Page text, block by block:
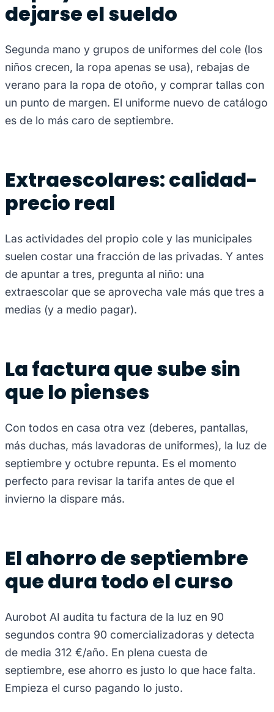
dejarse el sueldo
Segunda mano y grupos de uniformes del cole (los
niños crecen, la ropa apenas se usa), rebajas de
verano para la ropa de otoño, y comprar tallas con
un punto de margen. El uniforme nuevo de catálogo
es de lo más caro de septiembre.
Extraescolares: calidad-
precio real
Las actividades del propio cole y las municipales
suelen costar una fracción de las privadas. Y antes
de apuntar a tres, pregunta al niño: una
extraescolar que se aprovecha vale más que tres a
medias (y a medio pagar).
La factura que sube sin
que lo pienses
Con todos en casa otra vez (deberes, pantallas,
más duchas, más lavadoras de uniformes), la luz de
septiembre y octubre repunta. Es el momento
perfecto para revisar la tarifa antes de que el
invierno la dispare más.
El ahorro de septiembre
que dura todo el curso
Aurobot AI audita tu factura de la luz en 90
segundos contra 90 comercializadoras y detecta
de media 312 €/año. En plena cuesta de
septiembre, ese ahorro es justo lo que hace falta.
Empieza el curso pagando lo justo.